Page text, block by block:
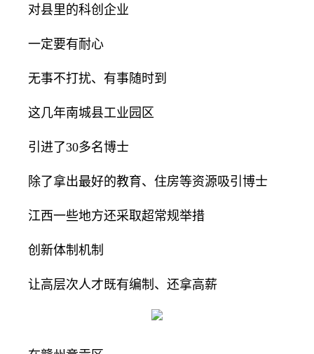
对县里的科创企业
一定要有耐心
无事不打扰、有事随时到
这几年南城县工业园区
引进了30多名博士
除了拿出最好的教育、住房等资源吸引博士
江西一些地方还采取超常规举措
创新体制机制
让高层次人才既有编制、还拿高薪